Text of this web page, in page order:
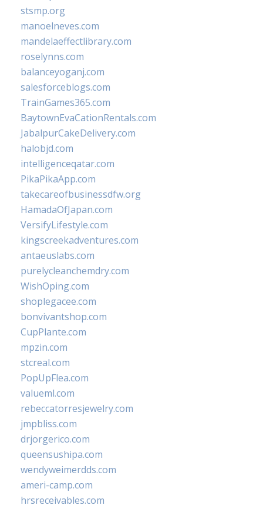
stsmp.org
manoelneves.com
mandelaeffectlibrary.com
roselynns.com
balanceyoganj.com
salesforceblogs.com
TrainGames365.com
BaytownEvaCationRentals.com
JabalpurCakeDelivery.com
halobjd.com
intelligenceqatar.com
PikaPikaApp.com
takecareofbusinessdfw.org
HamadaOfJapan.com
VersifyLifestyle.com
kingscreekadventures.com
antaeuslabs.com
purelycleanchemdry.com
WishOping.com
shoplegacee.com
bonvivantshop.com
CupPlante.com
mpzin.com
stcreal.com
PopUpFlea.com
valueml.com
rebeccatorresjewelry.com
jmpbliss.com
drjorgerico.com
queensushipa.com
wendyweimerdds.com
ameri-camp.com
hrsreceivables.com